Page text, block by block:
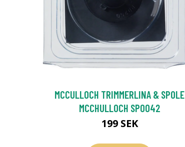
MCCULLOCH TRIMMERLINA & SPOLE
MCCHULLOCH SPO042
199 SEK